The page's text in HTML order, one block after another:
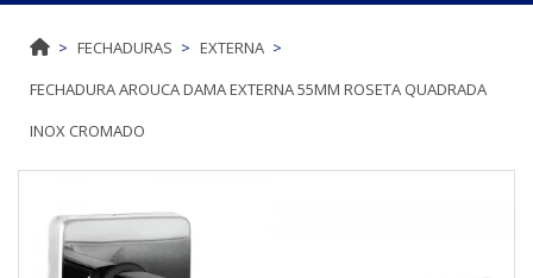
FECHADURAS
EXTERNA
FECHADURA AROUCA DAMA EXTERNA 55MM ROSETA QUADRADA
INOX CROMADO